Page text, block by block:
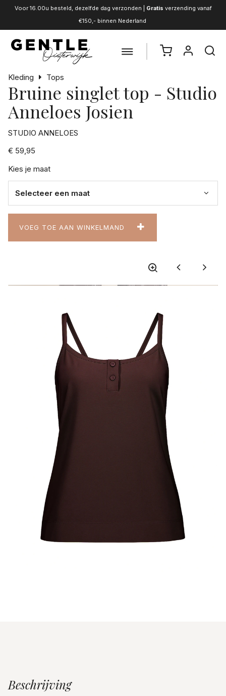
Voor 16.00u besteld, dezelfde dag verzonden | Gratis verzending vanaf
€150,- binnen Nederland
Kleding Tops
Bruine singlet top - Studio
Anneloes Josien
STUDIO ANNELOES
€ 59,95
Kies je maat
VOEG TOE AAN WINKELMAND
Beschrijving